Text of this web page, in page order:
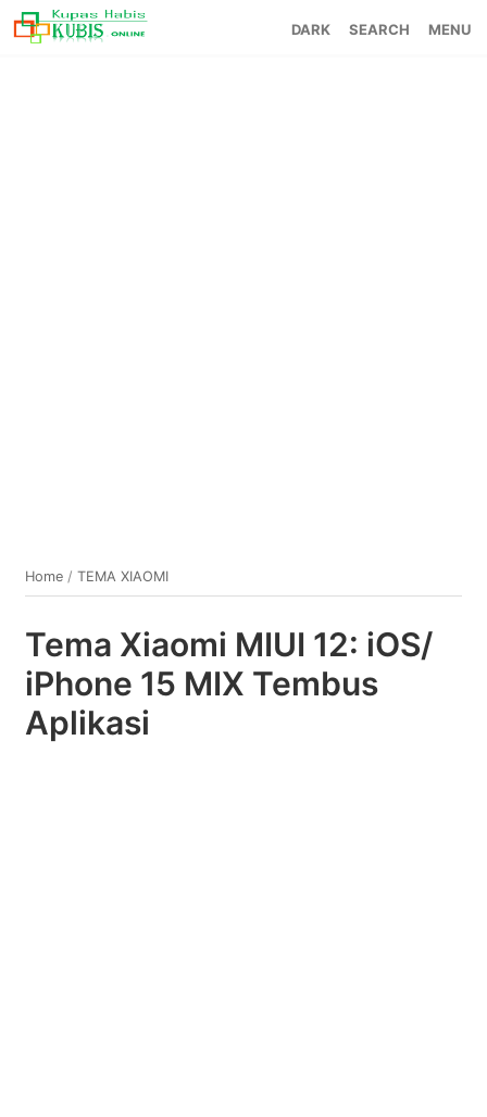
SEARCH MENU
Home /TEMA XIAOMI
Tema Xiaomi MIUI 12: iOS/
iPhone 15 MIX Tembus
Aplikasi